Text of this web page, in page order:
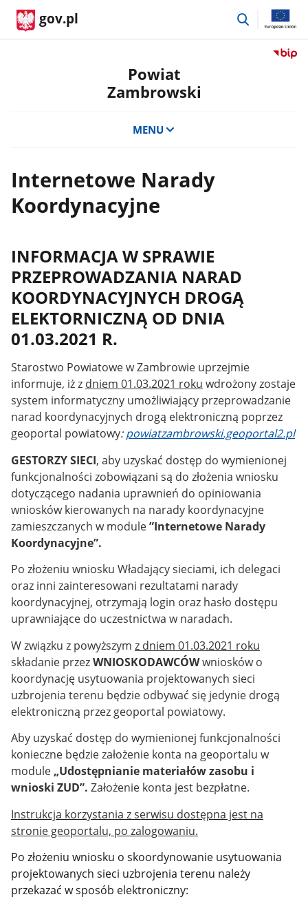
gov.pl
przejdź
Przejdź
Powiat
Zambrowski
MENU
Internetowe Narady
Koordynacyjne
INFORMACJA W SPRAWIE
PRZEPROWADZANIA NARAD
KOORDYNACYJNYCH DROGĄ
ELEKTORNICZNĄ OD DNIA
01.03.2021 R.
Starostwo Powiatowe w Zambrowie uprzejmie
informuje, iż z dniem 01.03.2021 roku wdrożony zostaje
system informatyczny umożliwiający przeprowadzanie
narad koordynacyjnych drogą elektroniczną poprzez
geoportal powiatowy:powiatzambrowski.geoportal2.pl
GESTORZY SIECI, aby uzyskać dostęp do wymienionej
funkcjonalności zobowiązani są do złożenia wniosku
dotyczącego nadania uprawnień do opiniowania
wniosków kierowanych na narady koordynacyjne
zamieszczanych w module”Internetowe Narady
Koordynacyjne”.
Po złożeniu wniosku Władający sieciami, ich delegaci
oraz inni zainteresowani rezultatami narady
koordynacyjnej, otrzymają login oraz hasło dostępu
uprawniające do uczestnictwa w naradach.
W związku z powyższym z dniem 01.03.2021 roku
składanie przezWNIOSKODAWCÓWwniosków o
koordynację usytuowania projektowanych sieci
uzbrojenia terenu będzie odbywać się jedynie drogą
elektroniczną przez geoportal powiatowy.
Aby uzyskać dostęp do wymienionej funkcjonalności
konieczne będzie założenie konta na geoportalu w
module „Udostępnianie materiałów zasobu i
wnioski ZUD”. Założenie konta jest bezpłatne.
Instrukcja korzystania z serwisu dostępna jest na
stronie geoportalu, po zalogowaniu.
Po złożeniu wniosku o skoordynowanie usytuowania
projektowanych sieci uzbrojenia terenu należy
przekazać w sposób elektroniczny: